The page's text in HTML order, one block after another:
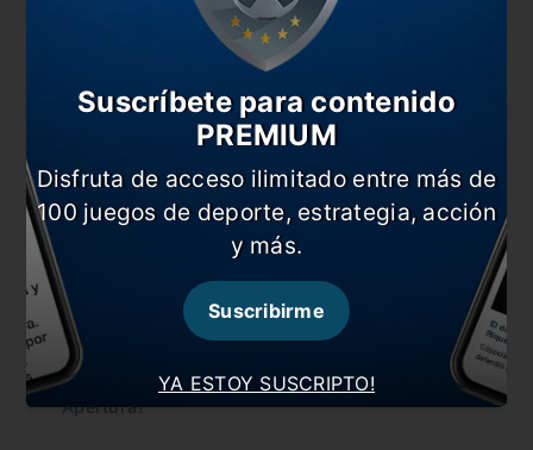
También te puede interesar
CONMEBOL, a todo trapo para las Eliminatorias
Reunión clave para definir el futuro de las
Eliminatorias
Vuelve el fútbol en Paraguay: ¿Cómo estaba el
Apertura?
YA ESTOY SUSCRIPTO!
Suscríbete para contenido
PREMIUM
Disfruta de acceso ilimitado entre más de
100 juegos de deporte, estrategia, acción
y más.
Suscribirme